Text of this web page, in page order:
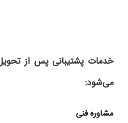
خدمات پشتیبانی پس از
می‌شود:
مشاوره فنی